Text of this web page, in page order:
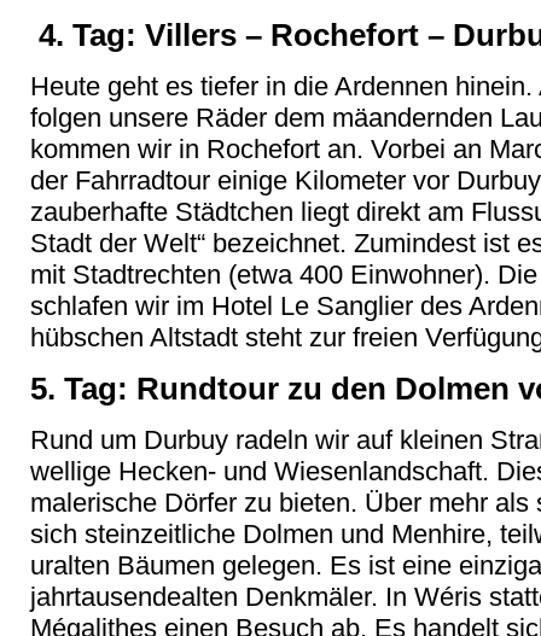
4. Tag: Villers – Rochefort –
Heute geht es tiefer in die Ardennen
folgen unsere Räder dem mäandernden
kommen wir in Rochefort an. Vorbei an
der Fahrradtour einige Kilometer vor
zauberhafte Städtchen liegt direkt am
Stadt der Welt“ bezeichnet. Zumindest ist
mit Stadtrechten (etwa 400 Einwohner).
schlafen wir im Hotel Le Sanglier des
hübschen Altstadt steht zur freien
5. Tag: Rundtour zu den Dolmen
Rund um Durbuy radeln wir auf kleinen
wellige Hecken- und Wiesenlandschaft.
malerische Dörfer zu bieten. Über mehr
sich steinzeitliche Dolmen und Menhire,
uralten Bäumen gelegen. Es ist eine
jahrtausendealten Denkmäler. In Wéris
Mégalithes einen Besuch ab. Es handelt